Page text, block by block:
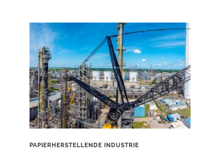
PAPIERHERSTELLENDE INDUSTRIE